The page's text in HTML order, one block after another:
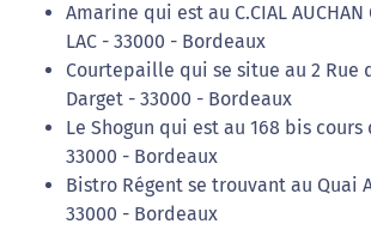
Amarine qui est au C.CIAL AUCHAN
LAC - 33000 - Bordeaux
Courtepaille qui se situe au 2 Rue
Darget - 33000 - Bordeaux
Le Shogun qui est au 168 bis cours
33000 - Bordeaux
Bistro Régent se trouvant au Quai
33000 - Bordeaux